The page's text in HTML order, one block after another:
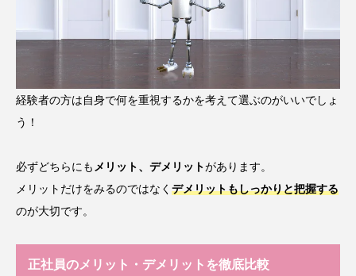
経験者の方は自身で何を重視するかを考えて選ぶのがいいでしょ
う！
必ずどちらにも メリット、デメリットがあります。
メリットだけをみるのではなく デメリットもしっかりと把握する
のが大切です。
正社員のメリット・デメリットを徹底比較